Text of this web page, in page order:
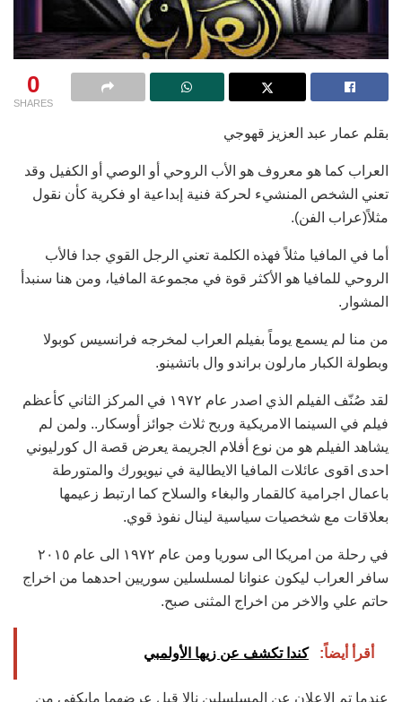
0
SHARES
بقلم عمار عبد العزيز قهوجي
العراب كما هو معروف هو الأب الروحي أو الوصي أو الكفيل وقد
تعني الشخص المنشيء لحركة فنية ‏إبداعية او فكرية كأن نقول
مثلاً‎)‎عراب الفن). ‏
أما في المافيا مثلاً فهذه الكلمة تعني الرجل القوي جدا فالأب
الروحي للمافيا هو الأكثر قوة في مجموعة ‏المافيا، ومن هنا سنبدأ
المشوار.‏
من منا لم يسمع يوماً بفيلم العراب لمخرجه فرانسيس كوبولا
وبطولة الكبار مارلون براندو وال باتشينو.‏
لقد صُنّف الفيلم الذي اصدر عام ١٩٧٢ في المركز الثاني كأعظم
فيلم في السينما الامريكية وربح ثلاث ‏جوائز أوسكار.. ولمن لم
يشاهد الفيلم هو من نوع أفلام الجريمة يعرض قصة ال كورليوني
احدى اقوى ‏عائلات المافيا الايطالية في نيويورك والمتورطة
باعمال اجرامية كالقمار والبغاء والسلاح كما ارتبط زعيمها
‏بعلاقات مع شخصيات سياسية لينال نفوذ قوي.‏
في رحلة من امريكا الى سوريا ومن عام ١٩٧٢ الى عام ٢٠١٥
سافر العراب ليكون عنوانا لمسلسلين سوريين ‏احدهما من اخراج
حاتم علي والاخر من اخراج المثنى صبح.‏
أقرأ أيضاً: كندا تكشف عن زيها الأولمبي
عندما تم الاعلان عن المسلسلين نالا قبل عرضهما مايكفي من